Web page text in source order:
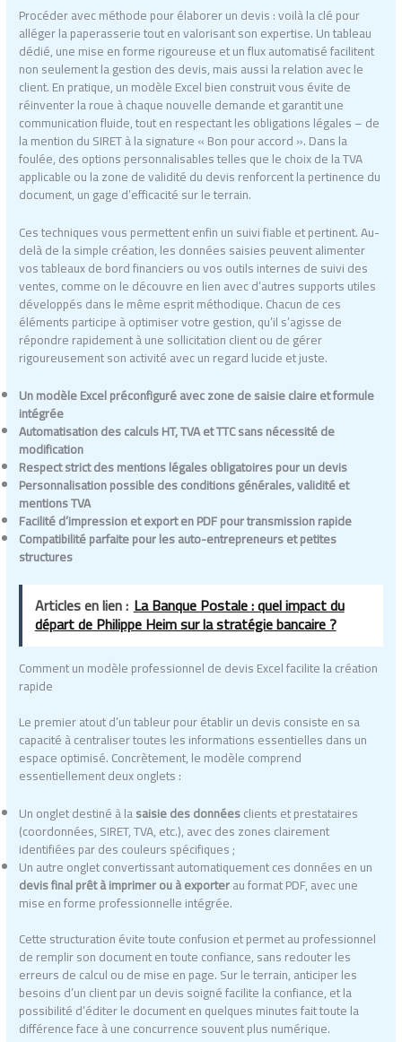
Procéder avec méthode pour élaborer un devis : voilà la clé pour
alléger la paperasserie tout en valorisant son expertise. Un tableau
dédié, une mise en forme rigoureuse et un flux automatisé facilitent
non seulement la gestion des devis, mais aussi la relation avec le
client. En pratique, un modèle Excel bien construit vous évite de
réinventer la roue à chaque nouvelle demande et garantit une
communication fluide, tout en respectant les obligations légales – de
la mention du SIRET à la signature « Bon pour accord ». Dans la
foulée, des options personnalisables telles que le choix de la TVA
applicable ou la zone de validité du devis renforcent la pertinence du
document, un gage d’efficacité sur le terrain.
Ces techniques vous permettent enfin un suivi fiable et pertinent. Au-
delà de la simple création, les données saisies peuvent alimenter
vos tableaux de bord financiers ou vos outils internes de suivi des
ventes, comme on le découvre en lien avec d’autres supports utiles
développés dans le même esprit méthodique. Chacun de ces
éléments participe à optimiser votre gestion, qu’il s’agisse de
répondre rapidement à une sollicitation client ou de gérer
rigoureusement son activité avec un regard lucide et juste.
Un modèle Excel préconfiguré avec zone de saisie claire et formule
intégrée
Automatisation des calculs HT, TVA et TTC sans nécessité de
modification
Respect strict des mentions légales obligatoires pour un devis
Personnalisation possible des conditions générales, validité et
mentions TVA
Facilité d’impression et export en PDF pour transmission rapide
Compatibilité parfaite pour les auto-entrepreneurs et petites
structures
Articles en lien : La Banque Postale : quel impact du
départ de Philippe Heim sur la stratégie bancaire ?
Comment un modèle professionnel de devis Excel facilite la création
rapide
Le premier atout d’un tableur pour établir un devis consiste en sa
capacité à centraliser toutes les informations essentielles dans un
espace optimisé. Concrètement, le modèle comprend
essentiellement deux onglets :
Un onglet destiné à lasaisie des donnéesclients et prestataires
(coordonnées, SIRET, TVA, etc.), avec des zones clairement
identifiées par des couleurs spécifiques ;
Un autre onglet convertissant automatiquement ces données en un
devis final prêt à imprimer ou à exporterau format PDF, avec une
mise en forme professionnelle intégrée.
Cette structuration évite toute confusion et permet au professionnel
de remplir son document en toute confiance, sans redouter les
erreurs de calcul ou de mise en page. Sur le terrain, anticiper les
besoins d’un client par un devis soigné facilite la confiance, et la
possibilité d’éditer le document en quelques minutes fait toute la
différence face à une concurrence souvent plus numérique.